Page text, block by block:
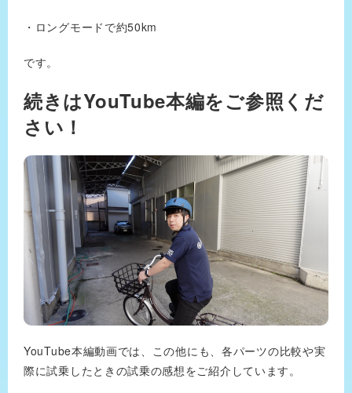
・ロングモードで約50km
です。
続きはYouTube本編をご参照くだ
さい！
YouTube本編動画では、この他にも、各パーツの比較や実
際に試乗したときの試乗の感想をご紹介しています。